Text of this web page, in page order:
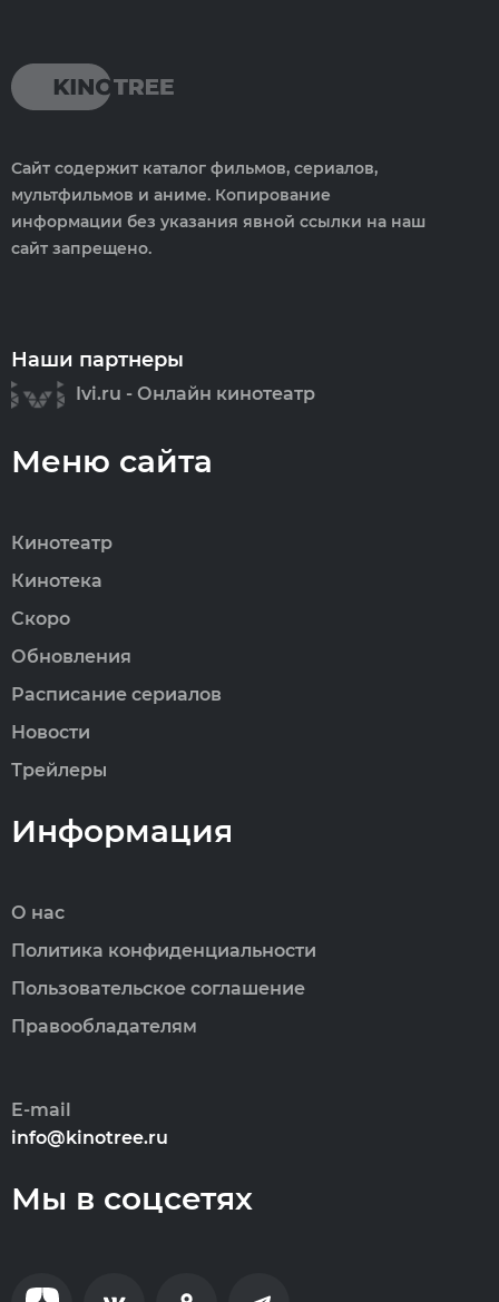
Сайт содержит каталог фильмов, сериалов,
мультфильмов и аниме. Копирование
информации без указания явной ссылки на наш
сайт запрещено.
Наши партнеры
Ivi.ru - Онлайн кинотеатр
Меню сайта
Кинотеатр
Кинотека
Скоро
Обновления
Расписание сериалов
Новости
Трейлеры
Информация
О нас
Политика конфиденциальности
Пользовательское соглашение
Правообладателям
E-mail
info@kinotree.ru
Мы в соцсетях